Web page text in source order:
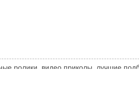
ролики, видео приколы, лучшие